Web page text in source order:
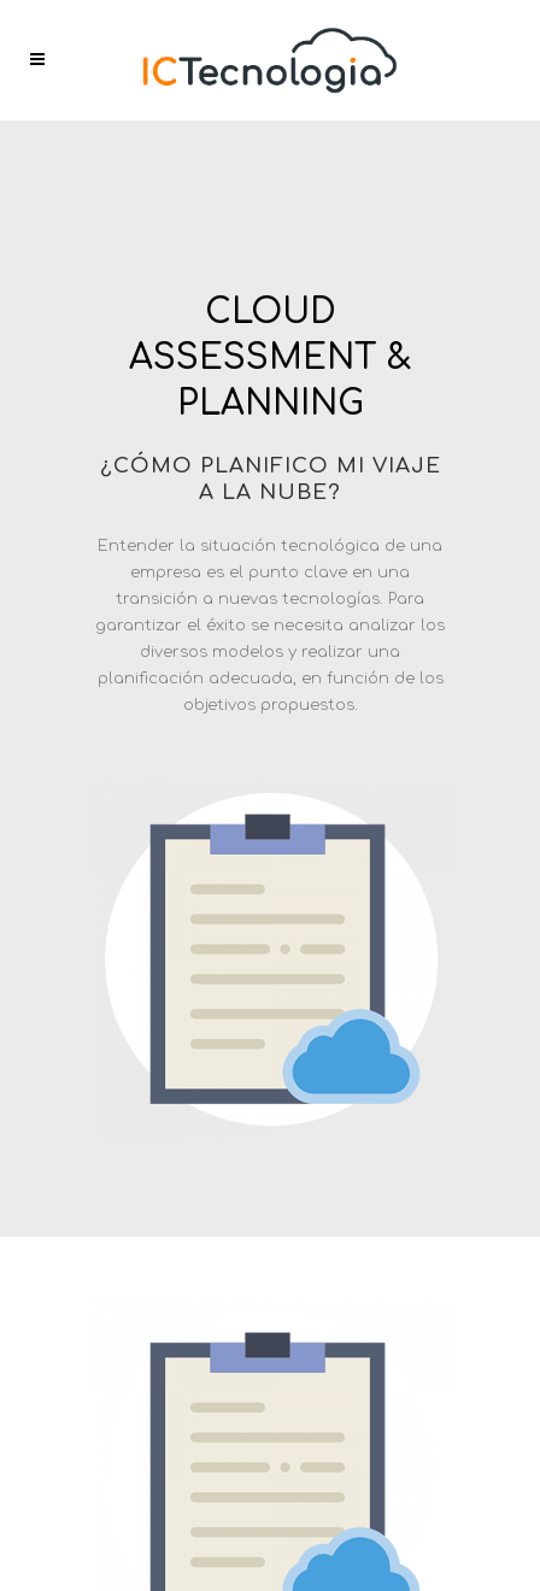
CLOUD
ASSESSMENT &
PLANNING
¿CÓMO PLANIFICO MI VIAJE
A LA NUBE?
Entender la situación tecnológica de una
empresa es el punto clave en una
transición a nuevas tecnologías. Para
garantizar el éxito se necesita analizar los
diversos modelos y realizar una
planificación adecuada, en función de los
objetivos propuestos.